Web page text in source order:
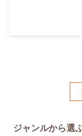
ジャンルから選